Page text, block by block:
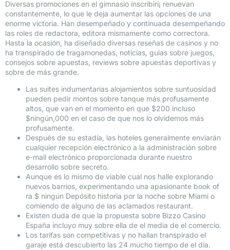
Diversas promociones en el gimnasio inscribirí¡ renuevan
constantemente, lo que le deja aumentar las opciones de una
enorme victoria. Han desempeñado y continuada desempeñando
las roles de redactora, editora mismamente­ como correctora.
Hasta la ocasión, ha diseñado diversas reseñas de casinos y no
ha transpirado de tragamonedas, noticias, guías sobre juegos,
consejos sobre apuestas, reviews sobre apuestas deportivas y
sobre de más grande.
Las suites indumentarias alojamientos sobre suntuosidad
pueden pedir montos sobre tanque más profusamente
altos, que van en el momento en que $200 incluso
$ningún,000 en el caso de que nos lo olvidemos más
profusamente.
Después de su estadía, las hoteles generalmente enviarán
cualquier recepción electrónico a la administración sobre
e-mail electrónico proporcionada durante nuestro
desarrollo sobre secreto.
Aunque es lo mismo de viable cual nos halle explorando
nuevos barrios, experimentando una apasionante book of
ra $ ningún Depósito historia por la noche sobre Miami o
comiendo de alguno de las aclamados restaurant.
Existen duda de que la propuesta sobre Bizzo Casino
España incluyo muy sobre ella de el media de el comercio.
Los tarifas son competitivas y no hallan transpirado el
garaje está descubierto las 24 mucho tiempo de el día.